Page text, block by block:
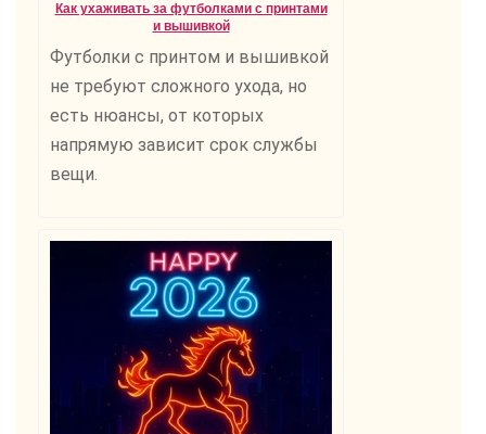
Как ухаживать за футболками с принтами
и вышивкой
Футболки с принтом и вышивкой
не требуют сложного ухода, но
есть нюансы, от которых
напрямую зависит срок службы
вещи.